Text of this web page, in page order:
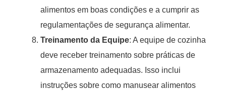
alimentos em boas condições e a cumprir as
regulamentações de segurança alimentar.
Treinamento da Equipe: A equipe de cozinha
deve receber treinamento sobre práticas de
armazenamento adequadas. Isso inclui
instruções sobre como manusear alimentos